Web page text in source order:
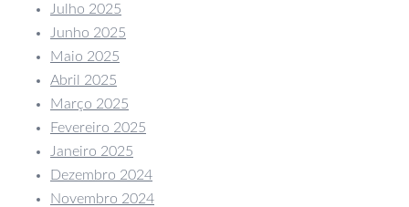
Julho 2025
Junho 2025
Maio 2025
Abril 2025
Março 2025
Fevereiro 2025
Janeiro 2025
Dezembro 2024
Novembro 2024